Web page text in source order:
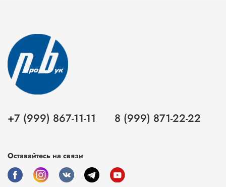
+7 (999) 867-11-11 8 (999) 871-22-22
Оставайтесь на связи